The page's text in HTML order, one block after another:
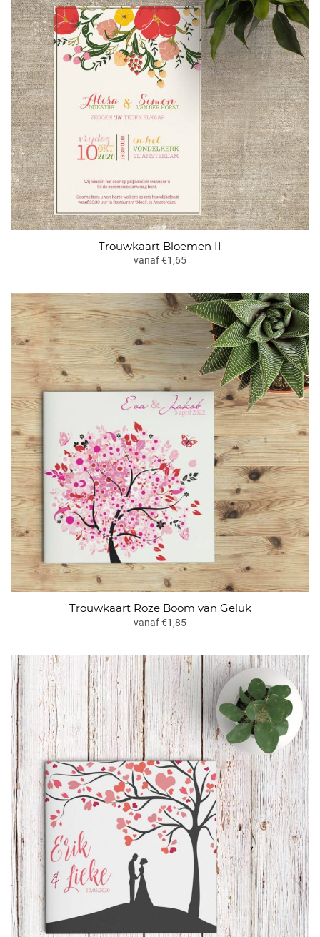
Trouwkaart Bloemen II
vanaf €1,65
Trouwkaart Roze Boom van Geluk
vanaf €1,85